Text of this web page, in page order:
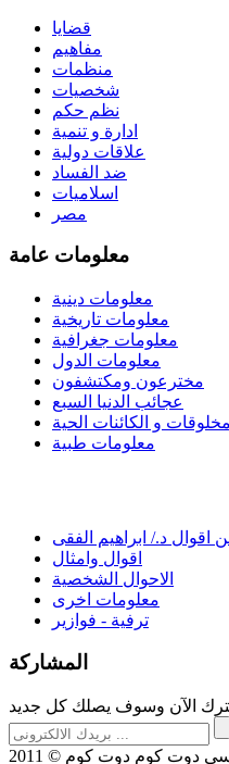
قضايا
مفاهيم
منظمات
شخصيات
نظم حكم
ادارة و تنمية
علاقات دولية
ضد الفساد
اسلاميات
مصر
معلومات عامة
معلومات دينية
معلومات تاريخية
معلومات جغرافية
معلومات الدول
مخترعون ومكتشفون
عجائب الدنيا السبع
و الكائنات الحية
معلومات طبية
اقوال د./ ابراهيم الفقى
اقوال وامثال
الاحوال الشخصية
معلومات اخرى
ترفية - فوازير
المشاركة
الآن وسوف يصلك كل جديد
دوت كوم دوت كوم